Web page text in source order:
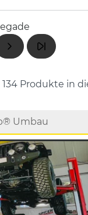
Produkte in
Umbau